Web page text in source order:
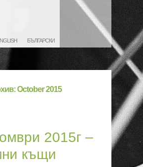
БЪЛГАРСКИ
October 2015
2015г –
къщи